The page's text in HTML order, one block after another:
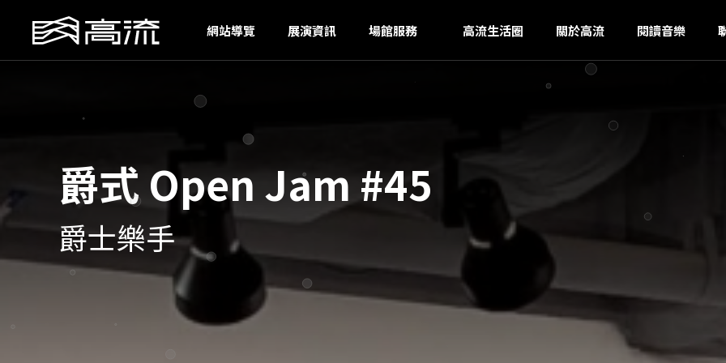
網站導覽 展演資訊 場館服務 高流生活圈 關於高流 閱讀音樂
爵式 Open Jam #45
爵士樂手